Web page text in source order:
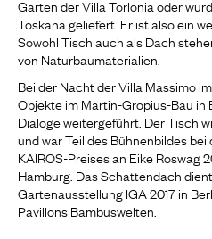
Garten der Villa Torlonia oder
Toskana geliefert. Er ist also ein
Sowohl Tisch auch als Dach
von Naturbaumaterialien.
Bei der Nacht der Villa Massimo
Objekte im Martin-Gropius-Bau in
Dialoge weitergeführt. Der Tisch
und war Teil des Bühnenbildes
KAIROS-Preises an Eike Roswag
Hamburg. Das Schattendach
Gartenausstellung IGA 2017 in
Pavillons Bambuswelten.